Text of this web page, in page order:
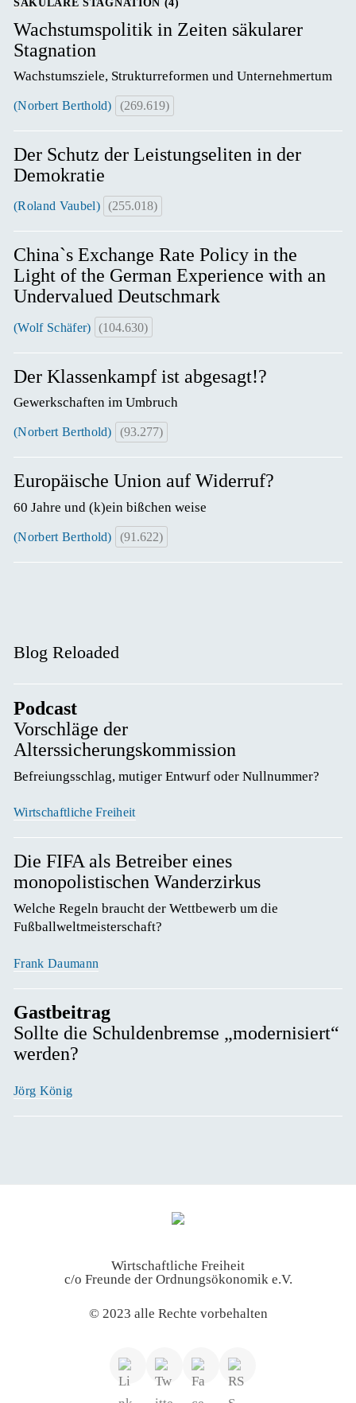
SÄKULARE STAGNATION (4)
Wachstumspolitik in Zeiten säkularer
Stagnation
Wachstumsziele, Strukturreformen und Unternehmertum
(Norbert Berthold) (269.619)
Der Schutz der Leistungseliten in der
Demokratie
(Roland Vaubel) (255.018)
China`s Exchange Rate Policy in the
Light of the German Experience with an
Undervalued Deutschmark
(Wolf Schäfer) (104.630)
Der Klassenkampf ist abgesagt!?
Gewerkschaften im Umbruch
(Norbert Berthold) (93.277)
Europäische Union auf Widerruf?
60 Jahre und (k)ein bißchen weise
(Norbert Berthold) (91.622)
Blog Reloaded
Podcast
Vorschläge der
Alterssicherungskommission
Befreiungsschlag, mutiger Entwurf oder Nullnummer?
Wirtschaftliche Freiheit
Die FIFA als Betreiber eines
monopolistischen Wanderzirkus
Welche Regeln braucht der Wettbewerb um die
Fußballweltmeisterschaft?
Frank Daumann
Gastbeitrag
Sollte die Schuldenbremse „modernisiert“
werden?
Jörg König
Wirtschaftliche Freiheit
c/o Freunde der Ordnungsökonomik e.V.
© 2023 alle Rechte vorbehalten